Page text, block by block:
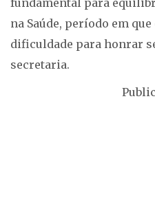
fundamental para
na Saúde, período em
dificuldade para honrar
secretaria.